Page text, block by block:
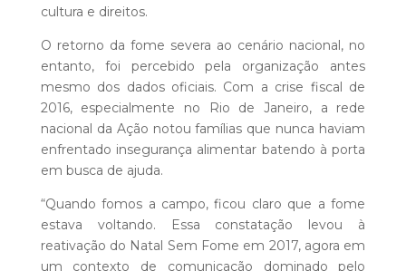
cultura e direitos.
O retorno da fome severa ao cenário nacional, no
entanto, foi percebido pela organização antes
mesmo dos dados oficiais. Com a crise fiscal de
2016, especialmente no Rio de Janeiro, a rede
nacional da Ação notou famílias que nunca haviam
enfrentado insegurança alimentar batendo à porta
em busca de ajuda.
“Quando fomos a campo, ficou claro que a fome
estava voltando. Essa constatação levou à
reativação do Natal Sem Fome em 2017, agora em
um contexto de comunicação dominado pelo